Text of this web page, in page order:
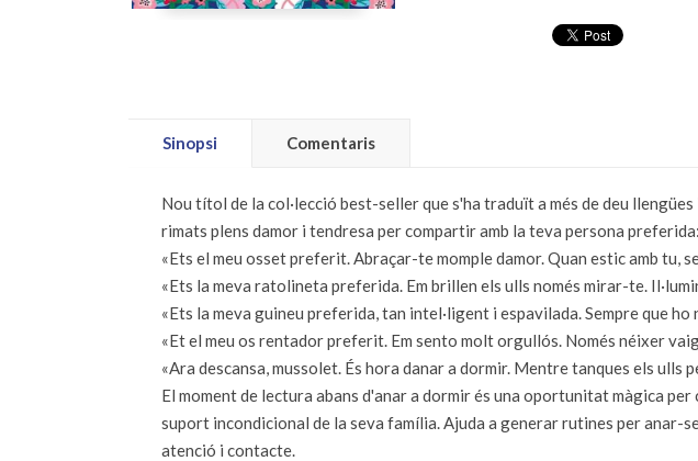
Sinopsi Comentaris
Nou títol de la col·lecció best-seller que s'ha traduït a més de deu
rimats plens damor i tendresa per compartir amb la teva persona preferida:
«Ets el meu osset preferit. Abraçar-te momple damor. Quan estic amb tu,
«Ets la meva ratolineta preferida. Em brillen els ulls només mirar-te.
«Ets la meva guineu preferida, tan intel·ligent i espavilada. Sempre que ho
«Et el meu os rentador preferit. Em sento molt orgullós. Només néixer
«Ara descansa, mussolet. És hora danar a dormir. Mentre tanques els ulls
El moment de lectura abans d'anar a dormir és una oportunitat màgica
suport incondicional de la seva família. Ajuda a generar rutines per
atenció i contacte.